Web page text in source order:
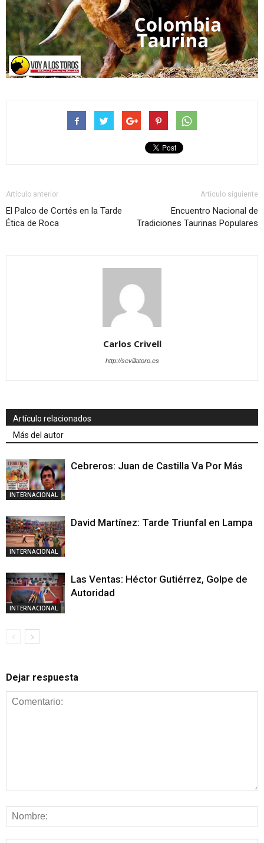
Artículo anterior
El Palco de Cortés en la Tarde
Ética de Roca
Artículo siguiente
Encuentro Nacional de
Tradiciones Taurinas Populares
Carlos Crivell
http://sevillatoro.es
Artículo relacionados
Más del autor
INTERNACIONAL
Cebreros: Juan de Castilla Va Por Más
INTERNACIONAL
David Martínez: Tarde Triunfal en Lampa
INTERNACIONAL
Las Ventas: Héctor Gutiérrez, Golpe de
Autoridad
Dejar respuesta